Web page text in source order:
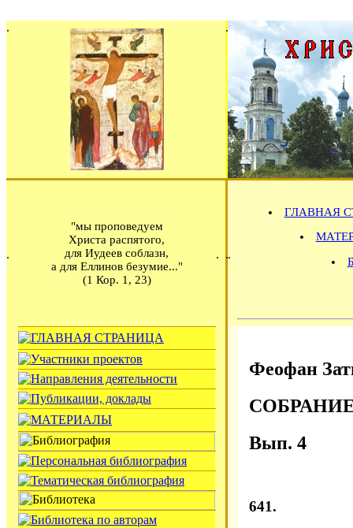
"мы проповедуем
Христа распятого,
для Иудеев соблазн,
а для Еллинов безумие..."
(1 Кор. 1, 23)
ГЛАВНАЯ
Феофан
Вып. 4
641.